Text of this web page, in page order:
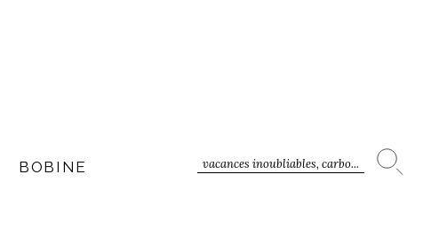
vacances inoubliables, carbo...
BOBINE